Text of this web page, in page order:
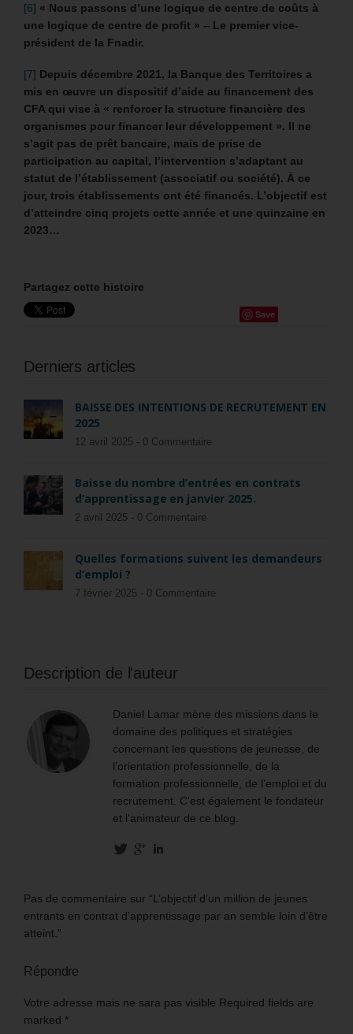
[6] « Nous passons d’une logique de centre de coûts à
une logique de centre de profit » – Le premier vice-
président de la Fnadir.
[7] Depuis décembre 2021, la Banque des Territoires a
mis en œuvre un dispositif d’aide au financement des
CFA qui vise à « renforcer la structure financière des
organismes pour financer leur développement ». Il ne
s’agit pas de prêt bancaire, mais de prise de
participation au capital, l’intervention s’adaptant au
statut de l’établissement (associatif ou société). À ce
jour, trois établissements ont été financés. L’objectif est
d’atteindre cinq projets cette année et une quinzaine en
2023…
Partagez cette histoire
Save
Derniers articles
BAISSE DES INTENTIONS DE RECRUTEMENT EN
2025
12 avril 2025 - 0 Commentaire
Baisse du nombre d’entrées en contrats
d’apprentissage en janvier 2025.
2 avril 2025 - 0 Commentaire
Quelles formations suivent les demandeurs
d’emploi ?
7 février 2025 - 0 Commentaire
Description de l'auteur
Daniel Lamar mène des missions dans le
domaine des politiques et stratégies
concernant les questions de jeunesse, de
l’orientation professionnelle, de la
formation professionnelle, de l’emploi et du
recrutement. C'est également le fondateur
et l'animateur de ce blog.
Pas de commentaire sur “L’objectif d’un million de jeunes
entrants en contrat d’apprentissage par an semble loin d’être
atteint.”
Répondre
Votre adresse mais ne sara pas visible Required fields are
marked *